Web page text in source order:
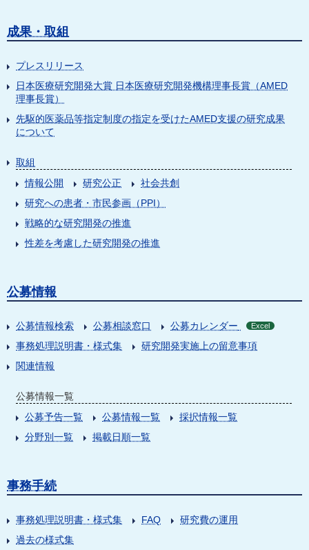
成果・取組
プレスリリース
日本医療研究開発大賞 日本医療研究開発機構理事長賞（AMED
理事長賞）
先駆的医薬品等指定制度の指定を受けたAMED支援の研究成果
について
取組
情報公開
研究公正
社会共創
研究への患者・市民参画（PPI）
戦略的な研究開発の推進
性差を考慮した研究開発の推進
公募情報
公募情報検索 公募相談窓口 公募カレンダー Excel
事務処理説明書・様式集
研究開発実施上の留意事項
関連情報
公募情報一覧
公募予告一覧
公募情報一覧
採択情報一覧
分野別一覧
掲載日順一覧
事務手続
事務処理説明書・様式集 FAQ
研究費の運用
過去の様式集